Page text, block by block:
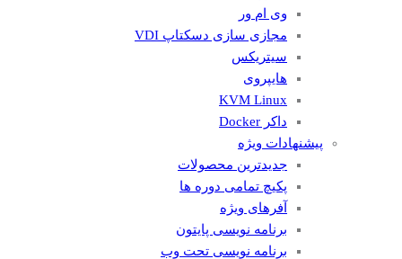
وی ام ور
مجازی سازی دسکتاپ VDI
سیتریکس
هایپروی
KVM Linux
داکر Docker
پیشنهادات ویژه
جدیدترین محصولات
پکیچ تمامی دوره ها
آفرهای ویژه
برنامه نویسی پایتون
برنامه نویسی تحت وب